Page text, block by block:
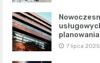
7 lipca 2025